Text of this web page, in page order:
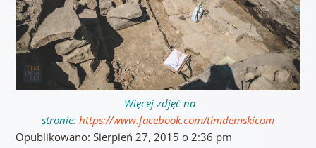
Więcej zdjęć na
stronie: https://www.facebook.com/timdemskicom
Opublikowano: Sierpień 27, 2015 o 2:36 pm